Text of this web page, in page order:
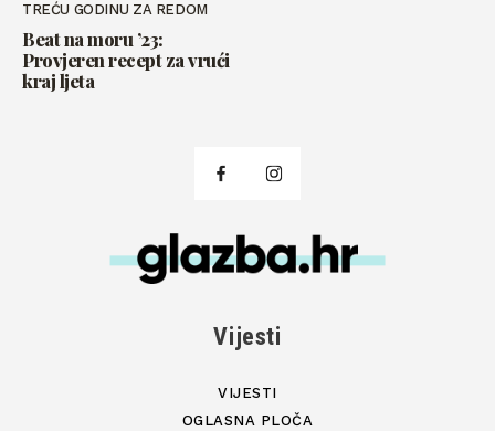
TREĆU GODINU ZA REDOM
Beat na moru ’23:
Provjeren recept za vrući
kraj ljeta
Vijesti
VIJESTI
OGLASNA PLOČA